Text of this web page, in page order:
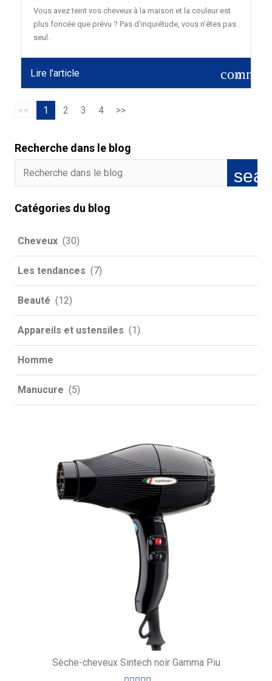
Vous avez teint vos cheveux à la maison et la couleur est
plus foncée que prévu ? Pas d'inquiétude, vous n'êtes pas
seul.
Lire l'article 0
<< 1 2 3 4 >>
Recherche dans le blog
Catégories du blog
Cheveux (30)
Les tendances (7)
Beauté (12)
Appareils et ustensiles (1)
Homme
Manucure (5)
Sèche-cheveux Sintech noir Gamma Piu